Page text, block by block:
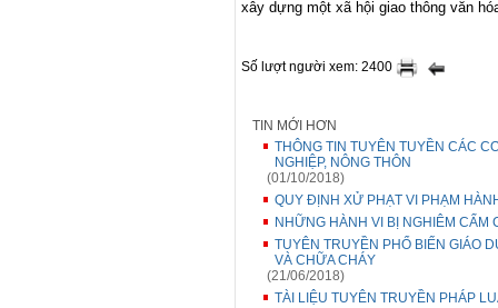
xây dựng một xã hội giao thông văn
Số lượt người xem: 2400
TIN MỚI HƠN
THÔNG TIN TUYÊN TUYỀN CÁC
NGHIỆP, NÔNG THÔN
(01/10/2018)
QUY ĐỊNH XỬ PHẠT VI PHẠM
NHỮNG HÀNH VI BỊ NGHIÊM CẤM
TUYÊN TRUYỀN PHỔ BIẾN GIÁO
VÀ CHỮA CHÁY
(21/06/2018)
TÀI LIỆU TUYÊN TRUYỀN PHÁP